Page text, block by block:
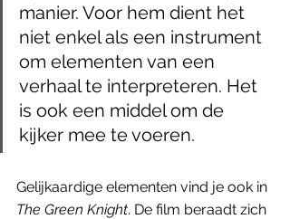
manier. Voor hem dient het
niet enkel als een instrument
om elementen van een
verhaal te interpreteren. Het
is ook een middel om de
kijker mee te voeren.
Gelijkaardige elementen vind je ook in
The Green Knight. De film beraadt zich